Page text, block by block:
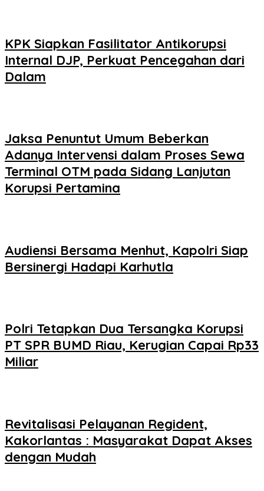
KPK Siapkan Fasilitator Antikorupsi
Internal DJP, Perkuat Pencegahan dari
Dalam
Jaksa Penuntut Umum Beberkan
Adanya Intervensi dalam Proses Sewa
Terminal OTM pada Sidang Lanjutan
Korupsi Pertamina
Audiensi Bersama Menhut, Kapolri Siap
Bersinergi Hadapi Karhutla
Polri Tetapkan Dua Tersangka Korupsi
PT SPR BUMD Riau, Kerugian Capai Rp33
Miliar
Revitalisasi Pelayanan Regident,
Kakorlantas : Masyarakat Dapat Akses
dengan Mudah